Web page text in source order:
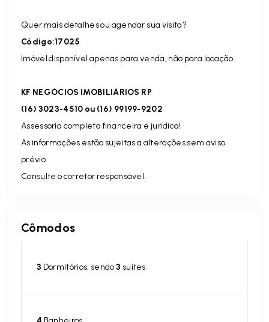
Quer mais detalhes ou agendar sua visita?
Código:17025
Imóvel disponível apenas para venda, não para locação.
KF NEGÓCIOS IMOBILIÁRIOS RP
(16) 3023-4510 ou (16) 99199-9202
Assessoria completa financeira e jurídica!
As informações estão sujeitas a alterações sem aviso
prévio.
Consulte o corretor responsável.
Cômodos
3 Dormitórios, sendo3 suítes